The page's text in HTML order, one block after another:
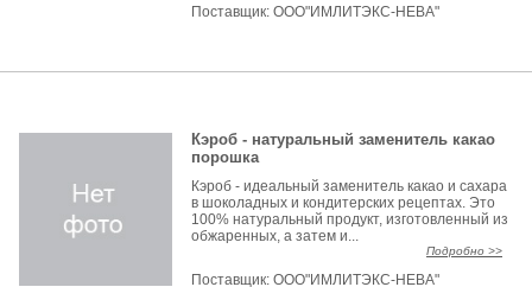
Поставщик:ООО"ИМЛИТЭКС-НЕВА"
Кэроб - натуральный заменитель какао
порошка
Кэроб - идеальный заменитель какао и сахара
в шоколадных и кондитерских рецептах. Это
100% натуральный продукт, изготовленный из
обжаренных, а затем и...
Подробно >>
Поставщик:ООО"ИМЛИТЭКС-НЕВА"